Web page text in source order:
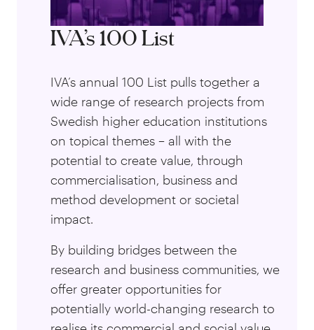
IVA’s 100 List
IVA’s annual 100 List pulls together a
wide range of research projects from
Swedish higher education institutions
on topical themes – all with the
potential to create value, through
commercialisation, business and
method development or societal
impact.
By building bridges between the
research and business communities, we
offer greater opportunities for
potentially world-changing research to